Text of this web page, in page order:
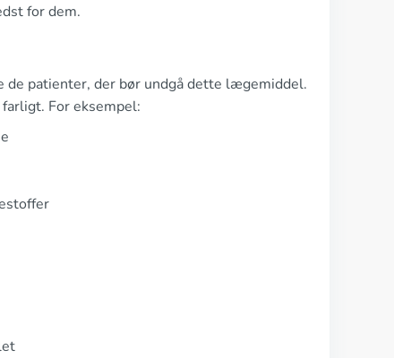
for dem.
patienter, der bør undgå dette lægemiddel.
For eksempel: